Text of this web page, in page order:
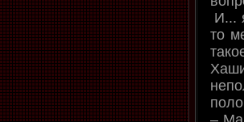
И...
то